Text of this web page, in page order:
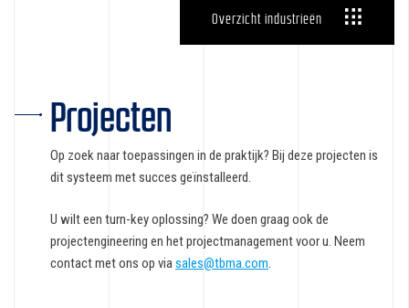
Overzicht industrieën
Projecten
Op zoek naar toepassingen in de praktijk? Bij deze projecten is
dit systeem met succes geïnstalleerd.
U wilt een turn-key oplossing? We doen graag ook de
projectengineering en het projectmanagement voor u. Neem
contact met ons op viasales@tbma.com.